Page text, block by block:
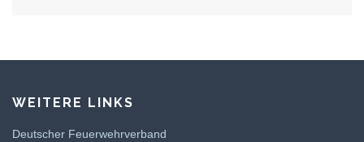
WEITERE LINKS
Deutscher Feuerwehrverband